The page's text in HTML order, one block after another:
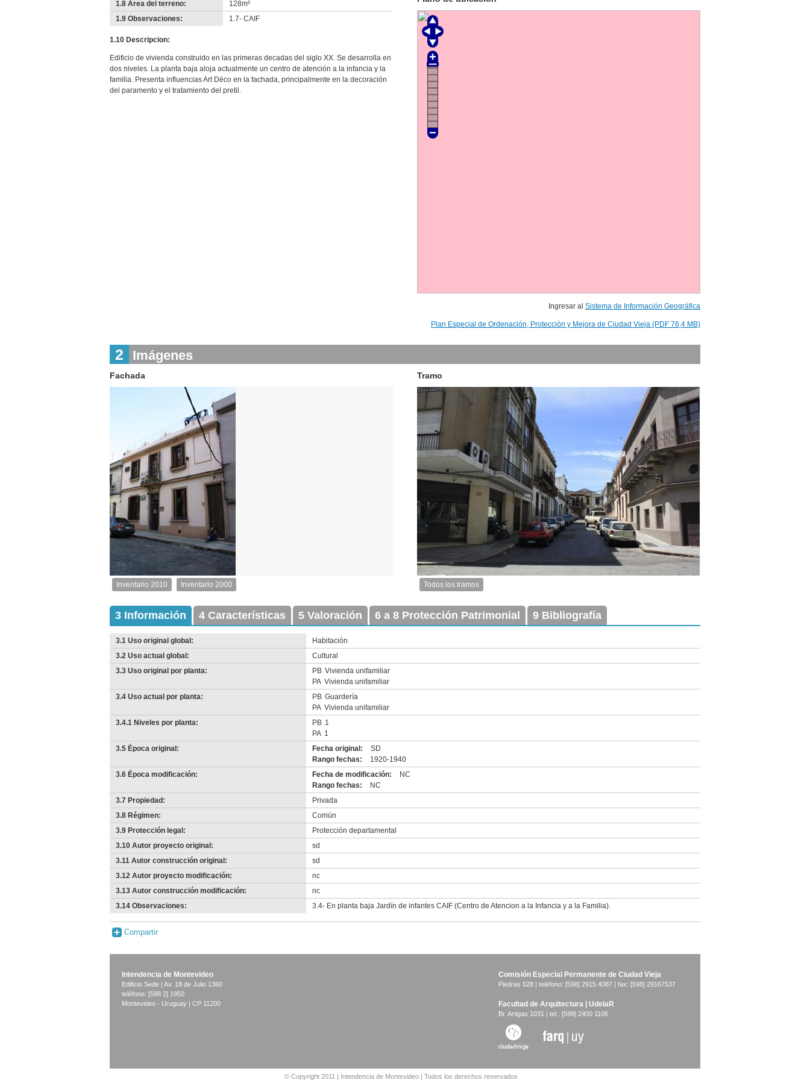
1.8 Área del terreno:
128m²
1.9 Observaciones:
1.7- CAIF
1.10 Descripcion:
Edificio de vivienda construido en las primeras decadas del siglo XX. Se desarrolla en
dos niveles. La planta baja aloja actualmente un centro de atención a la infancia y la
familia. Presenta influencias Art Déco en la fachada, principalmente en la decoración
del paramento y el tratamiento del pretil.
Ingresar al Sistema de Información Geográfica
Plan Especial de Ordenación, Protección y Mejora de Ciudad Vieja (PDF 76,4 MB)
2 Imágenes
Fachada
Inventario
Exterior
imagen
original
Inventario 2010
1 de
Inventario 2000
Tramo
Imagen
tramo:
Isla
tamaño
Todos los tramos
3 Información 4 Características 5 Valoración 6 a 8 Protección Patrimonial 9 Bibliografía
3.1 Uso original global:
Habitación
3.2 Uso actual global:
Cultural
3.3 Uso original por planta:
PB Vivienda unifamiliar
PA Vivienda unifamiliar
3.4 Uso actual por planta:
PB Guardería
PA Vivienda unifamiliar
3.4.1 Niveles por planta:
PB 1
PA 1
3.5 Época original:
Fecha original:
SD
Rango fechas:
1920-1940
3.6 Época modificación:
Fecha de modificación:
NC
Rango fechas:
NC
3.7 Propiedad:
Privada
3.8 Régimen:
Común
3.9 Protección legal:
Protección departamental
3.10 Autor proyecto original:
sd
3.11 Autor construcción original:
sd
3.12 Autor proyecto modificación:
nc
3.13 Autor construcción modificación:
nc
3.14 Observaciones:
3.4- En planta baja Jardín de infantes CAIF (Centro de Atencion a la Infancia y a la Familia).
Compartir
Intendencia de Montevideo
Edificio Sede | Av. 18 de Julio 1360
teléfono: [598 2] 1950
Montevideo - Uruguay | CP 11200
Comisión Especial Permanente de Ciudad Vieja
Piedras 528 | teléfono: [598] 2915 4087 | fax: [598] 29167537
Facultad de Arquitectura | UdelaR
Br. Artigas 1031 | tel.: [598] 2400 1106
© Copyright 2011 | Intendencia de Montevideo | Todos los derechos reservados